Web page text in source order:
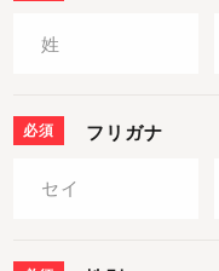
必須 フリガナ